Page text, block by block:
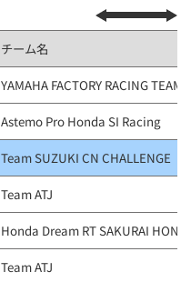
チーム名
YAMAHA FACTORY RACING TEAM
Astemo Pro Honda SI Racing
Team SUZUKI CN CHALLENGE
Team ATJ
Honda Dream RT SAKURAI
Team ATJ